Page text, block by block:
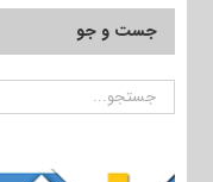
جست و جو
جستجو